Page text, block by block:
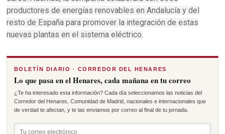
productores de energías renovables en Andalucía y del
resto de España para promover la integración de estas
nuevas plantas en el sistema eléctrico.
BOLETÍN DIARIO · CORREDOR DEL HENARES
Lo que pasa en el Henares, cada mañana en tu correo
¿Te ha interesado esta información? Cada día seleccionamos las noticias del
Corredor del Henares, Comunidad de Madrid, nacionales e internacionales que
de verdad te afectan, y te las enviamos por correo al final de tu jornada.